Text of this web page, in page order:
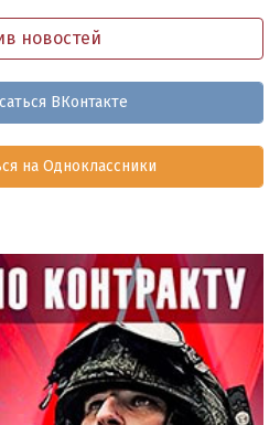
новостей
ВКонтакте
на Одноклассники